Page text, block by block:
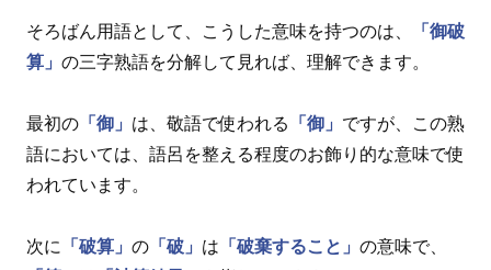
そろばん用語として、こうした意味を持つのは、
「御破
算」 の三字熟語を分解して見れば、理解できます。
最初の 「御」 は、敬語で使われる 「御」 ですが、この熟
語においては、語呂を整える程度のお飾り的な意味で使
われています。
次に 「破算」 の 「破」 は 「破棄すること」 の意味で、